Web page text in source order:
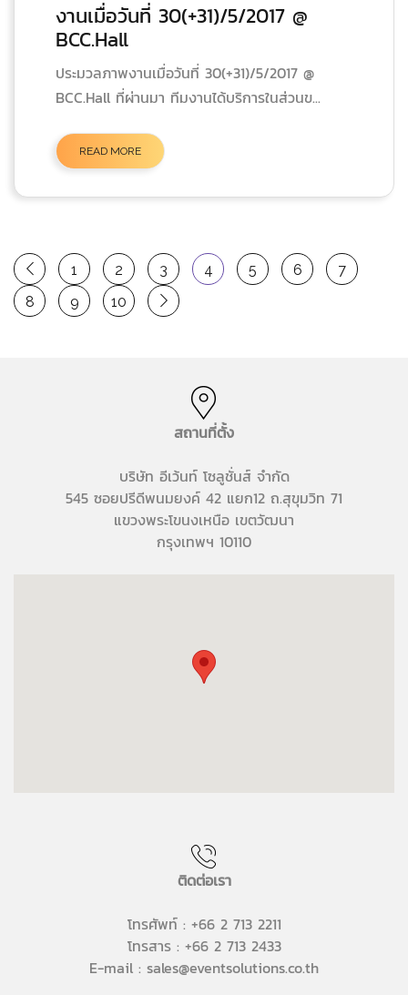
งานเมื่อวันที่ 30(+31)/5/2017 @
BCC.Hall
ประมวลภาพงานเมื่อวันที่ 30(+31)/5/2017 @
BCC.Hall ที่ผ่านมา ทีมงานได้บริการในส่วนข...
READ MORE
1 2 3 4 5 6
7
8
9 10
สถานที่ตั้ง
บริษัท อีเว้นท์ โซลูชั่นส์ จำกัด
545 ซอยปรีดีพนมยงค์ 42 แยก12 ถ.สุขุมวิท 71
แขวงพระโขนงเหนือ เขตวัฒนา
กรุงเทพฯ 10110
ติดต่อเรา
โทรศัพท์ : +66 2 713 2211
โทรสาร : +66 2 713 2433
E-mail : sales@eventsolutions.co.th